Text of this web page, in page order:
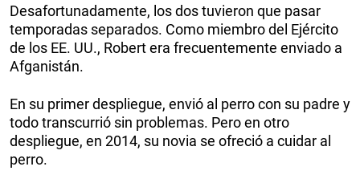
Desafortunadamente, los dos tuvieron que pasar
temporadas separados. Como miembro del Ejército
de los EE. UU., Robert era frecuentemente enviado a
Afganistán.
En su primer despliegue, envió al perro con su padre y
todo transcurrió sin problemas. Pero en otro
despliegue, en 2014, su novia se ofreció a cuidar al
perro.